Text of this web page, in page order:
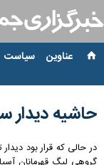
عناوین‌ سیاست
حاشیه دیدار
در حالی که قرار بود